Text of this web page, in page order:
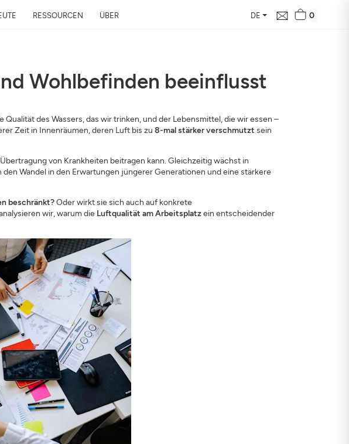
RESSOURCEN ÜBER DE 0
Wohlbefinden beeinflusst
des Wassers, das wir trinken, und der Lebensmittel, die wir essen –
Zeit in Innenräumen, deren Luft bis zu 8-mal stärker verschmutzt sein
von Krankheiten beitragen kann. Gleichzeitig wächst in
Wandel in den Erwartungen jüngerer Generationen und eine stärkere
beschränkt?Oder wirkt sie sich auch auf konkrete
wir, warum die Luftqualität am Arbeitsplatzein entscheidender
rund ums Zuhause und ihre Auswirkung auf
SCHLIESSEN